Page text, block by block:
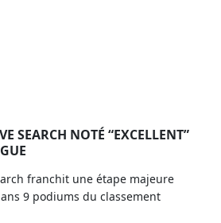
SEARCH NOTÉ “EXCELLENT”
franchit une étape majeure
9 podiums du classement